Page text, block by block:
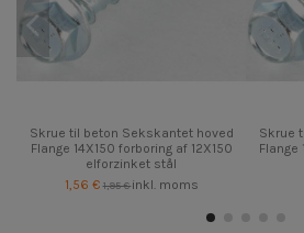
Skrue til beton Sekskantet hoved
Flange 14X150 forboring af 12X150
elforzinket stål
1,56 €1,95 €inkl. moms
Skrue
Flange